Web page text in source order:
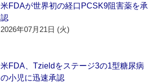
米FDAが世界初の経口PCSK9阻害薬を承
認
2026年07月21日 (火)
米FDA、Tzieldをステージ3の1型糖尿病
の小児に迅速承認